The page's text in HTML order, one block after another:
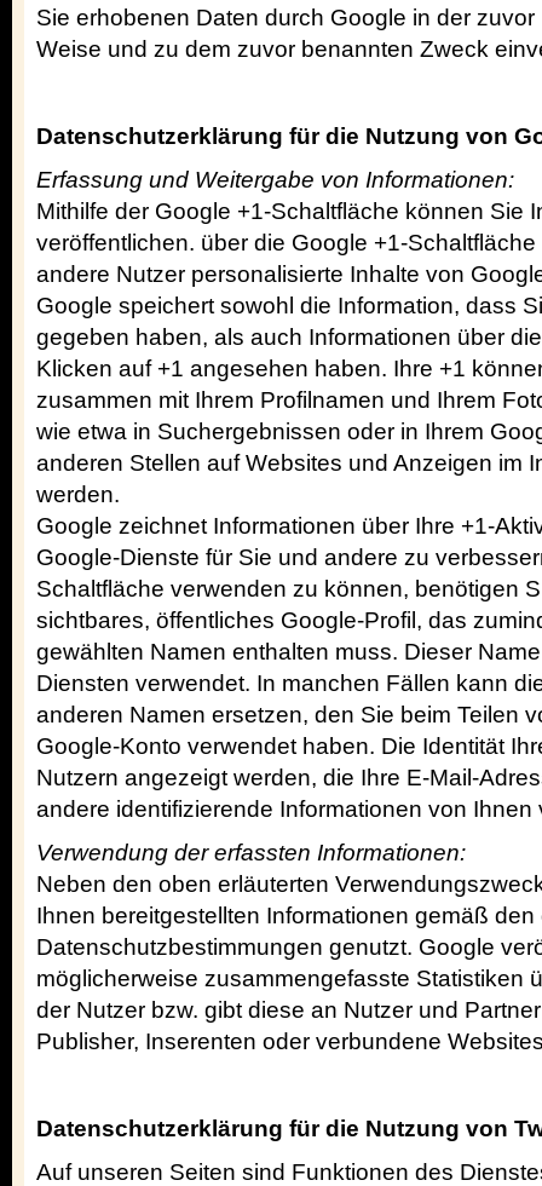
Sie erhobenen Daten durch Google in der
Weise und zu dem zuvor benannten Zweck
Datenschutzerklärung für die Nutzung von
Erfassung und Weitergabe von Informationen:
Mithilfe der Google +1-Schaltfläche können Sie
veröffentlichen. über die Google +1-
andere Nutzer personalisierte Inhalte von
Google speichert sowohl die Information, dass
gegeben haben, als auch Informationen über
Klicken auf +1 angesehen haben. Ihre +1
zusammen mit Ihrem Profilnamen und Ihrem
wie etwa in Suchergebnissen oder in Ihrem
anderen Stellen auf Websites und Anzeigen im
werden.
Google zeichnet Informationen über Ihre +1-
Google-Dienste für Sie und andere zu
Schaltfläche verwenden zu können, benötigen
sichtbares, öffentliches Google-Profil, das
gewählten Namen enthalten muss. Dieser
Diensten verwendet. In manchen Fällen kann
anderen Namen ersetzen, den Sie beim Teilen
Google-Konto verwendet haben. Die Identität
Nutzern angezeigt werden, die Ihre E-Mail-
andere identifizierende Informationen von Ihnen
Verwendung der erfassten Informationen:
Neben den oben erläuterten
Ihnen bereitgestellten Informationen gemäß
Datenschutzbestimmungen genutzt. Google
möglicherweise zusammengefasste Statistiken
der Nutzer bzw. gibt diese an Nutzer und
Publisher, Inserenten oder verbundene
Datenschutzerklärung für die Nutzung von
Auf unseren Seiten sind Funktionen des